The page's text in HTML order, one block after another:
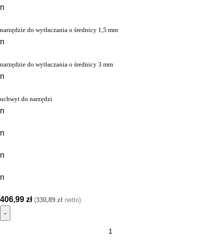
n
narzędzie do wytłaczania o średnicy 1,5 mm
n
narzędzie do wytłaczania o średnicy 3 mm
n
uchwyt do narzędzi
n
n
n
n
406,99 zł (330,89 zł netto)